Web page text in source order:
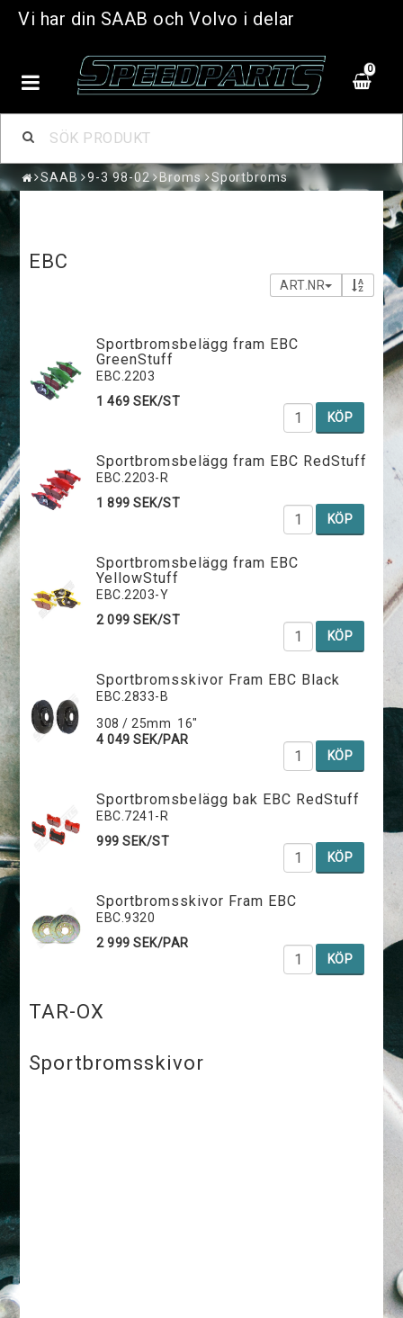
Vi har din SAAB och Volvo i delar
0
SAAB 9-3 98-02 Broms Sportbroms
EBC
ART.NR
Sportbromsbelägg fram EBC
GreenStuff
EBC.2203
1 469 SEK/ST
KÖP
Sportbromsbelägg fram EBC RedStuff
EBC.2203-R
1 899 SEK/ST
KÖP
Sportbromsbelägg fram EBC
YellowStuff
EBC.2203-Y
2 099 SEK/ST
KÖP
Sportbromsskivor Fram EBC Black
EBC.2833-B
308 / 25mm 16"
4 049 SEK/PAR
KÖP
Sportbromsbelägg bak EBC RedStuff
EBC.7241-R
999 SEK/ST
KÖP
Sportbromsskivor Fram EBC
EBC.9320
2 999 SEK/PAR
KÖP
TAR-OX
Sportbromsskivor